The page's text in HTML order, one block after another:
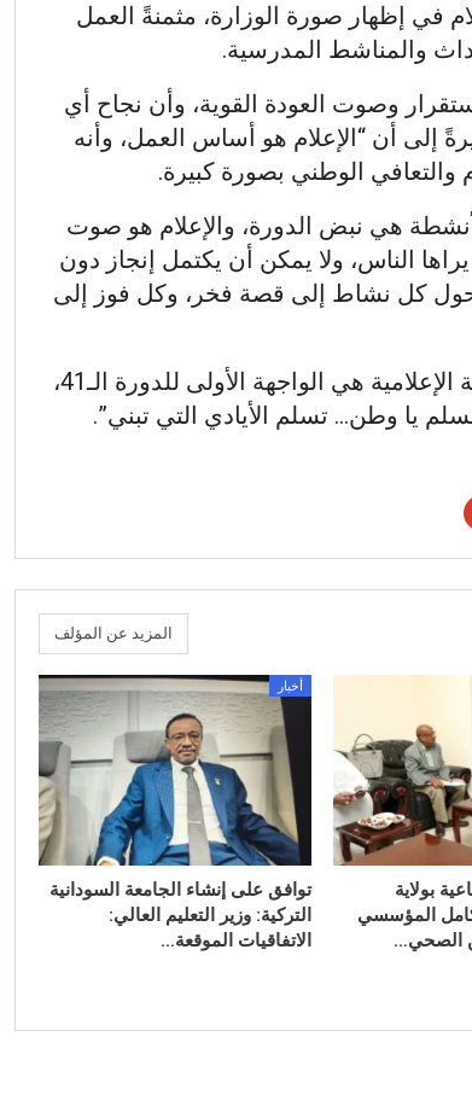
في إظهار صورة الوزارة، مثمنةً العمل
والمناشط المدرسية.
وصوت العودة القوية، وأن نجاح أي
إلى أن “الإعلام هو أساس العمل، وأنه
والتعافي الوطني بصورة كبيرة.
هي نبض الدورة، والإعلام هو صوت
الناس، ولا يمكن أن يكتمل إنجاز دون
كل نشاط إلى قصة فخر، وكل فوز إلى
واختتم الاجتماع بالتأكيد على أن تكون التغطية الإعلامية هي الواجهة الأولى للدورة الـ41،
يا وطن… تسلم الأيادي التي تبني”.
المزيد عن المؤلف
بولاية
المؤسسي
الصحي…
أخبار
توافق على إنشاء الجامعة السودانية
التركية: وزير التعليم العالي:
الاتفاقيات الموقعة…